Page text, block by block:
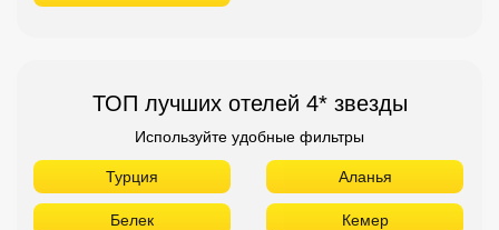
ТОП лучших отелей 4* звезды
Используйте удобные фильтры
Турция Аланья
Белек Кемер